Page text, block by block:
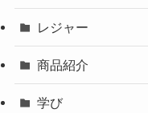
レジャー
商品紹介
学び